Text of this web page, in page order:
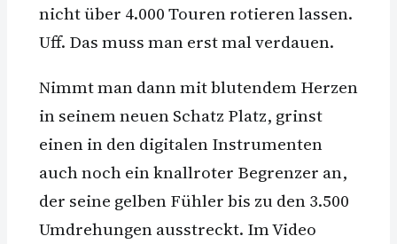
nicht über 4.000 Touren rotieren lassen.
Uff. Das muss man erst mal verdauen.
Nimmt man dann mit blutendem Herzen
in seinem neuen Schatz Platz, grinst
einen in den digitalen Instrumenten
auch noch ein knallroter Begrenzer an,
der seine gelben Fühler bis zu den 3.500
Umdrehungen ausstreckt. Im Video